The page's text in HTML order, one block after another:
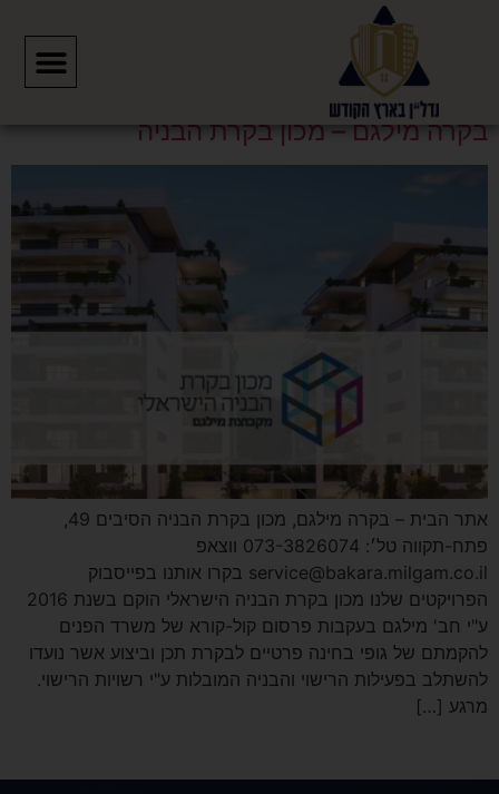
תגית:מכון בקרה
בקרה מילגם – מכון בקרת הבניה
אתר הבית – בקרה מילגם, מכון בקרת הבניה הסיבים 49,
פתח-תקווה טל׳: 073-3826074 ווצאפ
service@bakara.milgam.co.il בקרו אותנו בפייסבוק
הפרויקטים שלנו מכון בקרת הבניה הישראלי הוקם בשנת 2016
ע"י חב' מילגם בעקבות פרסום קול-קורא של משרד הפנים
להקמתם של גופי בחינה פרטיים לבקרת תכן וביצוע אשר נועדו
להשתלב בפעילות הרישוי והבניה המובלות ע"י רשויות הרישוי.
מרגע […]